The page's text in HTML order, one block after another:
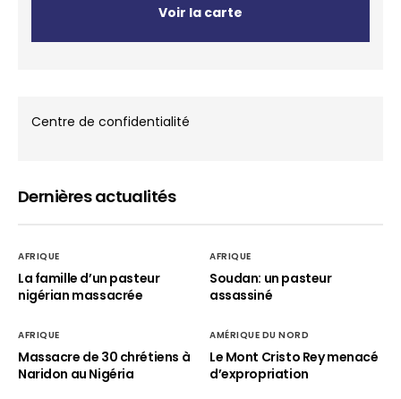
Voir la carte
Centre de confidentialité
Dernières actualités
AFRIQUE
La famille d’un pasteur
nigérian massacrée
AFRIQUE
Soudan: un pasteur
assassiné
AFRIQUE
Massacre de 30 chrétiens à
Naridon au Nigéria
AMÉRIQUE DU NORD
Le Mont Cristo Rey menacé
d’expropriation